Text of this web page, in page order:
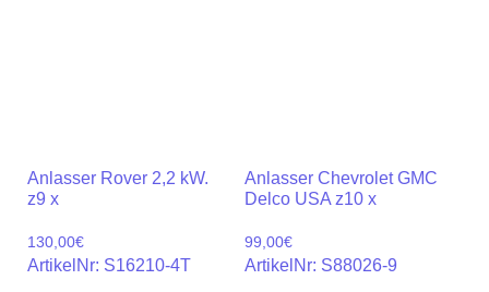
Anlasser Rover 2,2 kW.
z9 x
130,00€
ArtikelNr: S16210-4T
Anlasser Chevrolet GMC
Delco USA z10 x
99,00€
ArtikelNr: S88026-9